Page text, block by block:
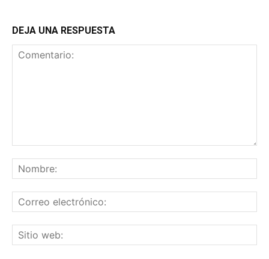
DEJA UNA RESPUESTA